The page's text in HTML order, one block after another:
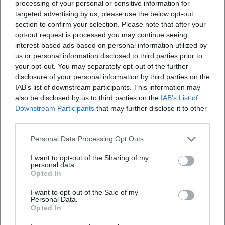
processing of your personal or sensitive information for
targeted advertising by us, please use the below opt-out
section to confirm your selection. Please note that after your
opt-out request is processed you may continue seeing
interest-based ads based on personal information utilized by
us or personal information disclosed to third parties prior to
your opt-out. You may separately opt-out of the further
disclosure of your personal information by third parties on the
IAB’s list of downstream participants. This information may
also be disclosed by us to third parties on the IAB’s List of
Downstream Participants that may further disclose it to other
Personal Data Processing Opt Outs
I want to opt-out of the Sharing of my
personal data.
Opted In
I want to opt-out of the Sale of my
Personal Data.
Opted In
Säule ihres Verständnisses von Künstlersein: Ehrlichkeit,
Nähe und die gemeinsame Kraft der Musik. Ihre Auftritte
seitdem transportieren eine zusätzliche Tiefe – ein Mix aus
Professionalität, Lebensfreude und Souveränität, der ihre
Shows zu berührenden Erlebnissen macht.
Diskographie im Überblick: Eckpfeiler, Charts, Repertoire
Essenzielle Alben wie „Servus, Nicki“ (1985), „Kleine Wunder“
(1987) und „Radio Bavaria“ (1988) definieren Nickis
Signature-Sound. „Kleine Wunder“ wurde ein Meilenstein
ihres Katalogs, während „Radio Bavaria“ den
zeittypischen Produktionen bekräftigte. Spätere Werke („I
„Herzhoamat“, 2018) zeigen eine gereifte Künstlerin, die
ihre Stärken – Melodieführung, Mundart-Phrasierung, klare
Themen – klug aktualisiert. Zu den prägnanten Singles
zählen neben „Servus, mach’s guat“ und „I bin a bayrisches
Cowgirl“ zahlreiche Airplay-Lieblinge, die ihren Status über